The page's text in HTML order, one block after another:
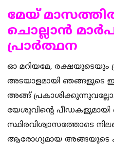
മേയ്
ചൊല്ലാന്‍
പ്രാര്‍ത്ഥന
ഓ മറിയമേ, രക്ഷയുടെയും
അടയാളമായി ഞങ്ങളുടെ
അങ്ങ്
യേശുവിന്റെ പീഡകളുമായി
സ്ഥിരവിശ്വാസത്തോടെ
ആരോഗ്യമായ അങ്ങയുടെ